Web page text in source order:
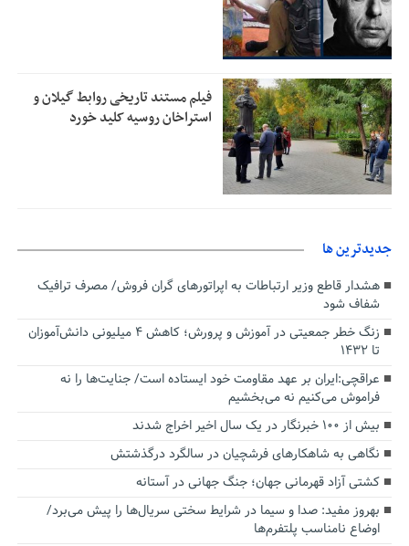
فیلم مستند تاریخی روابط گیلان و
استراخان روسیه کلید خورد
جديدترين ها
هشدار قاطع وزیر ارتباطات به اپراتورهای گران فروش/ مصرف ترافیک
شفاف شود
زنگ خطر جمعیتی در آموزش و پرورش؛ کاهش ۴ میلیونی دانش‌آموزان
تا ۱۴۳۲
عراقچی:ایران بر عهد مقاومت خود ایستاده است/ جنایت‌ها را نه
فراموش می‌کنیم نه می‌بخشیم
بیش از ۱۰۰ خبرنگار در یک سال اخیر اخراج شدند
نگاهی به شاهکارهای فرشچیان در سالگرد درگذشتش
کشتی آزاد قهرمانی جهان؛ جنگ جهانی در آستانه
بهروز مفید: صدا و سیما در شرایط سختی سریال‌ها را پیش می‌برد/
اوضاع نامناسب پلتفرم‌ها